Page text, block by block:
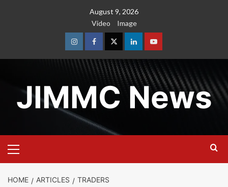
August 9, 2026
Video
Image
InstagramFacebookTwitterLinkedinYoutube
JIMMC News
Menu
HOME ARTICLES TRADERS